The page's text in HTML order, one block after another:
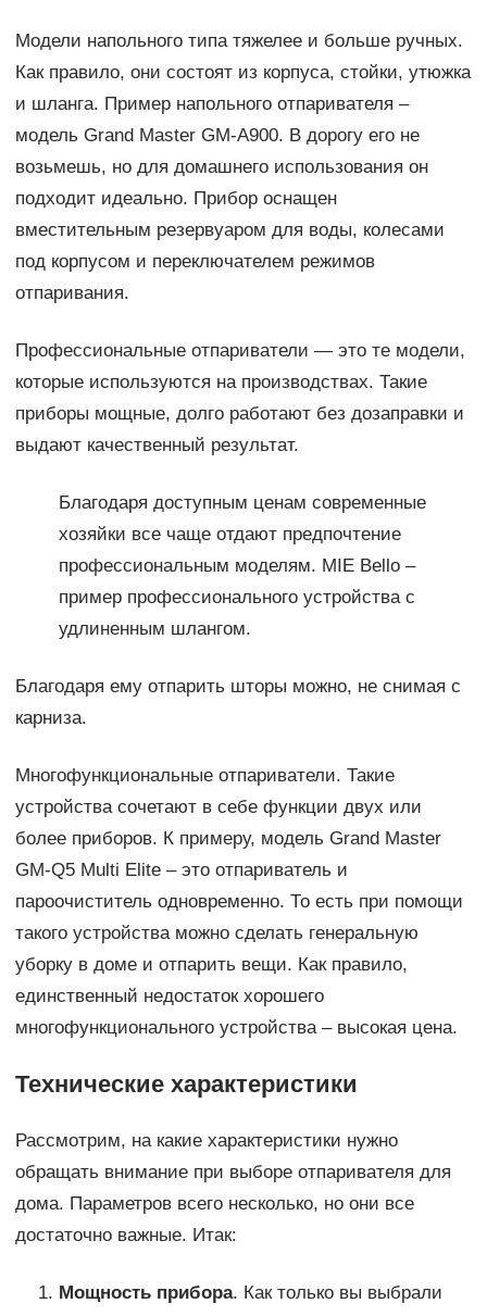
Модели напольного типа тяжелее и больше ручных.
Как правило, они состоят из корпуса, стойки, утюжка
и шланга. Пример напольного отпаривателя –
модель Grand Master GM-A900. В дорогу его не
возьмешь, но для домашнего использования он
подходит идеально. Прибор оснащен
вместительным резервуаром для воды, колесами
под корпусом и переключателем режимов
отпаривания.
Профессиональные отпариватели — это те модели,
которые используются на производствах. Такие
приборы мощные, долго работают без дозаправки и
выдают качественный результат.
Благодаря доступным ценам современные
хозяйки все чаще отдают предпочтение
профессиональным моделям. MIE Bello –
пример профессионального устройства с
удлиненным шлангом.
Благодаря ему отпарить шторы можно, не снимая с
карниза.
Многофункциональные отпариватели. Такие
устройства сочетают в себе функции двух или
более приборов. К примеру, модель Grand Master
GM-Q5 Multi Elite – это отпариватель и
пароочиститель одновременно. То есть при помощи
такого устройства можно сделать генеральную
уборку в доме и отпарить вещи. Как правило,
единственный недостаток хорошего
многофункционального устройства – высокая цена.
Технические характеристики
Рассмотрим, на какие характеристики нужно
обращать внимание при выборе отпаривателя для
дома. Параметров всего несколько, но они все
достаточно важные. Итак:
Мощность прибора. Как только вы выбрали